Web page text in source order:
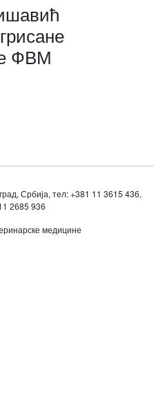
ФВМ
Србија, тел: +381 11 3615 436,
2685 936
медицине